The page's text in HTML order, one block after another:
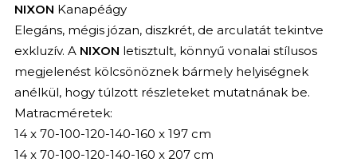
NIXON Kanapéágy
Elegáns, mégis józan, diszkrét, de arculatát tekintve
exkluzív. A NIXON letisztult, könnyű vonalai stílusos
megjelenést kölcsönöznek bármely helyiségnek
anélkül, hogy túlzott részleteket mutatnának be.
Matracméretek:
14 x 70-100-120-140-160 x 197 cm
14 x 70-100-120-140-160 x 207 cm